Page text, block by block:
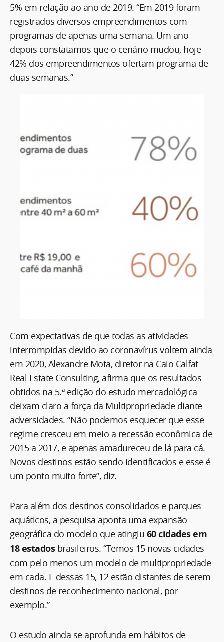
5% em relação ao ano de 2019. “Em 2019 foram
registrados diversos empreendimentos com
programas de apenas uma semana. Um ano
depois constatamos que o cenário mudou, hoje
42% dos empreendimentos ofertam programa de
duas semanas.”
Com expectativas de que todas as atividades
interrompidas devido ao coronavírus voltem ainda
em 2020, Alexandre Mota, diretor na Caio Calfat
Real Estate Consulting, afirma que os resultados
obtidos na 5.ª edição do estudo mercadológica
deixam claro a força da Multipropriedade diante
adversidades. “Não podemos esquecer que esse
regime cresceu em meio a recessão econômica de
2015 a 2017, e apenas amadureceu de lá para cá.
Novos destinos estão sendo identificados e esse é
um ponto muito forte”, diz.
Para além dos destinos consolidados e parques
aquáticos, a pesquisa aponta uma expansão
geográfica do modelo que atingiu 60 cidades em
18 estadosbrasileiros. “Temos 15 novas cidades
com pelo menos um modelo de multipropriedade
em cada. E dessas 15, 12 estão distantes de serem
destinos de reconhecimento nacional, por
exemplo.”
O estudo ainda se aprofunda em hábitos de